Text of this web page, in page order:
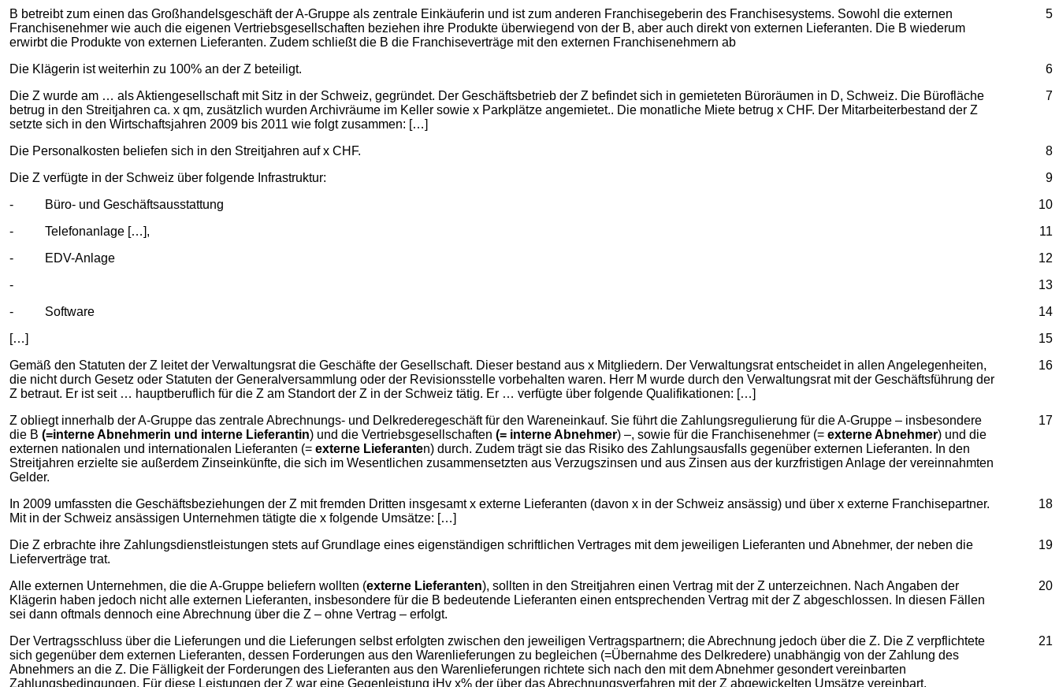
5
B betreibt zum einen das Großhandelsgeschäft der A-Gruppe als zentrale Einkäuferin und ist zum anderen Franchisegeberin des Franchisesystems. Sowohl die externen
Franchisenehmer wie auch die eigenen Vertriebsgesellschaften beziehen ihre Produkte überwiegend von der B, aber auch direkt von externen Lieferanten. Die B wiederum
erwirbt die Produkte von externen Lieferanten. Zudem schließt die B die Franchiseverträge mit den externen Franchisenehmern ab
6
Die Klägerin ist weiterhin zu 100% an der Z beteiligt.
7
Die Z wurde am … als Aktiengesellschaft mit Sitz in der Schweiz, gegründet. Der Geschäftsbetrieb der Z befindet sich in gemieteten Büroräumen in D, Schweiz. Die Bürofläche
betrug in den Streitjahren ca. x qm, zusätzlich wurden Archivräume im Keller sowie x Parkplätze angemietet.. Die monatliche Miete betrug x CHF. Der Mitarbeiterbestand der Z
setzte sich in den Wirtschaftsjahren 2009 bis 2011 wie folgt zusammen: […]
8
Die Personalkosten beliefen sich in den Streitjahren auf x CHF.
9
Die Z verfügte in der Schweiz über folgende Infrastruktur:
10
- Büro- und Geschäftsausstattung
11
- Telefonanlage […],
12
- EDV-Anlage
13
-
14
- Software
15
[…]
16
Gemäß den Statuten der Z leitet der Verwaltungsrat die Geschäfte der Gesellschaft. Dieser bestand aus x Mitgliedern. Der Verwaltungsrat entscheidet in allen Angelegenheiten,
die nicht durch Gesetz oder Statuten der Generalversammlung oder der Revisionsstelle vorbehalten waren. Herr M wurde durch den Verwaltungsrat mit der Geschäftsführung der
Z betraut. Er ist seit … hauptberuflich für die Z am Standort der Z in der Schweiz tätig. Er … verfügte über folgende Qualifikationen: […]
17
Z obliegt innerhalb der A-Gruppe das zentrale Abrechnungs- und Delkrederegeschäft für den Wareneinkauf. Sie führt die Zahlungsregulierung für die A-Gruppe – insbesondere
die B (=interne Abnehmerin und interne Lieferantin) und die Vertriebsgesellschaften (= interne Abnehmer) –, sowie für die Franchisenehmer (= externe Abnehmer) und die
externen nationalen und internationalen Lieferanten (= externe Lieferanten) durch. Zudem trägt sie das Risiko des Zahlungsausfalls gegenüber externen Lieferanten. In den
Streitjahren erzielte sie außerdem Zinseinkünfte, die sich im Wesentlichen zusammensetzten aus Verzugszinsen und aus Zinsen aus der kurzfristigen Anlage der vereinnahmten
Gelder.
18
In 2009 umfassten die Geschäftsbeziehungen der Z mit fremden Dritten insgesamt x externe Lieferanten (davon x in der Schweiz ansässig) und über x externe Franchisepartner.
Mit in der Schweiz ansässigen Unternehmen tätigte die x folgende Umsätze: […]
19
Die Z erbrachte ihre Zahlungsdienstleistungen stets auf Grundlage eines eigenständigen schriftlichen Vertrages mit dem jeweiligen Lieferanten und Abnehmer, der neben die
Lieferverträge trat.
20
Alle externen Unternehmen, die die A-Gruppe beliefern wollten (externe Lieferanten), sollten in den Streitjahren einen Vertrag mit der Z unterzeichnen. Nach Angaben der
Klägerin haben jedoch nicht alle externen Lieferanten, insbesondere für die B bedeutende Lieferanten einen entsprechenden Vertrag mit der Z abgeschlossen. In diesen Fällen
sei dann oftmals dennoch eine Abrechnung über die Z – ohne Vertrag – erfolgt.
21
Der Vertragsschluss über die Lieferungen und die Lieferungen selbst erfolgten zwischen den jeweiligen Vertragspartnern; die Abrechnung jedoch über die Z. Die Z verpflichtete
sich gegenüber dem externen Lieferanten, dessen Forderungen aus den Warenlieferungen zu begleichen (=Übernahme des Delkredere) unabhängig von der Zahlung des
Abnehmers an die Z. Die Fälligkeit der Forderungen des Lieferanten aus den Warenlieferungen richtete sich nach den mit dem Abnehmer gesondert vereinbarten
Zahlungsbedingungen. Für diese Leistungen der Z war eine Gegenleistung iHv x% der über das Abrechnungsverfahren mit der Z abgewickelten Umsätze vereinbart.